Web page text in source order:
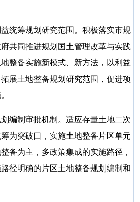
益统筹规划研究范围。积极落实市规
共同推进规划国土管理改革与实践
整备实施新模式、新方法，以利益
展土地整备规划研究范围，促进项
划编制审批机制。适应存量土地二次
为突破口，实施土地整备片区单元
备为主，多政策集成的实施路径，
径明确的片区土地整备规划编制和